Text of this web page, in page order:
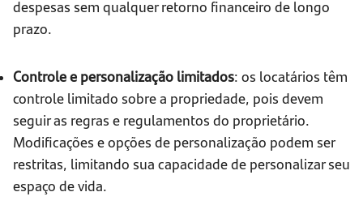
despesas sem qualquer retorno financeiro de longo
prazo.
Controle e personalização limitados: os locatários têm
controle limitado sobre a propriedade, pois devem
seguir as regras e regulamentos do proprietário.
Modificações e opções de personalização podem ser
restritas, limitando sua capacidade de personalizar seu
espaço de vida.